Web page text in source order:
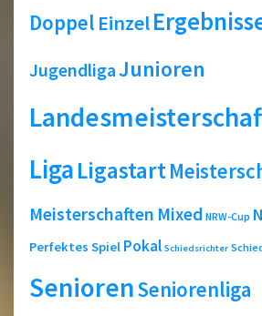
Doppel Einzel
JugendligaJunioren
LigaLigastart
Meisterschaften Mixed NRW-Cup
Perfektes Spiel Pokal Schiedsrichter
SeniorenSeniorenliga